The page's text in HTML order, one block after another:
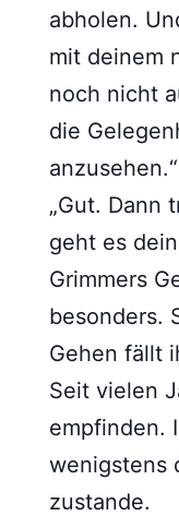
abholen.
mit deinem
noch nicht
die
anzusehen.“
„Gut. Dann
geht es
Grimmers
besonders.
Gehen fällt
Seit vielen
empfinden.
wenigstens
zustande.